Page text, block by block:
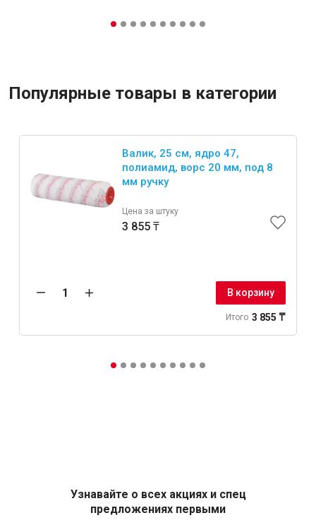
Популярные товары в категории
Валик, 25 см, ядро 47,
полиамид, ворс 20 мм, под 8
мм ручку
Цена за штуку
3 855 ₸
В корзину
Итого 3 855 ₸
Узнавайте о всех акциях и спец
предложениях первыми